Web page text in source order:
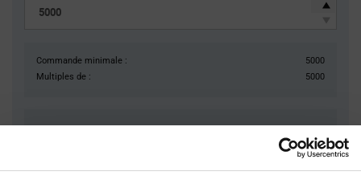
Commande minimale :
5000
Multiples de :
5000
Total 14 350,00 $
USD